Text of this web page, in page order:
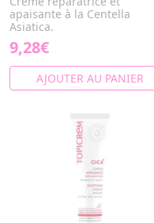
apaisante à la Centella
Asiatica.
9,28€
AJOUTER AU PANIER